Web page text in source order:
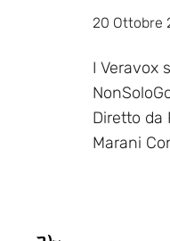
20 Ottobre
I Veravox
Diretto da
Marani